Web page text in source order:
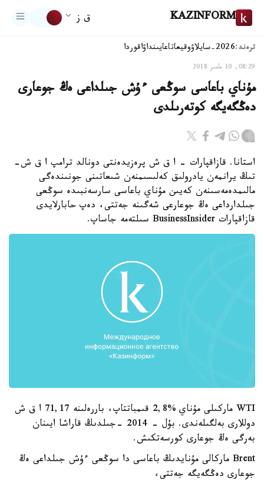
KAZINFORM ق ز
ترەند:2026-سايلاۋ وقيعاتاعايىنداۋاقوردا
08:29, 10 مامىر 2018
مۇناي باعاسى سوڭعى ءۇش جىلداعى ەڭ جوعارى
دەڭگەيگە كوتەرىلدى
استانا. قازاقپارات - ا ق ش پرەزيدەنتى دونالد ترامپ ا ق ش-
تىڭ يرانمەن يادرولىق كەلىسىمنەن شىعاتىنى جونىندەگى
مالىمدەمەسىنەن كەيىن مۇناي باعاسى سارسەنبىدە سوڭعى
جىلدارداعى ەڭ جوعارعى شەگىنە جەتتى، دەپ حابارلايدى
قازاقپارات BusinessInsider سىلتەمە جاساپ.
WTI ماركىلى مۇناي %2,8 قىمباتتاپ، باررەلىنە 71,17 ا ق ش
دوللارى بەلگىلەندى. بۇل - 2014 -جىلدىڭ قاراشا ايىنان
بەرگى ەڭ جوعارى كورسەتكىش.
Brent ماركالى مۇنايدىڭ باعاسى دا سوڭعى ءۇش جىلداعى ەڭ
جوعارى دەڭگەيگە جەتتى،